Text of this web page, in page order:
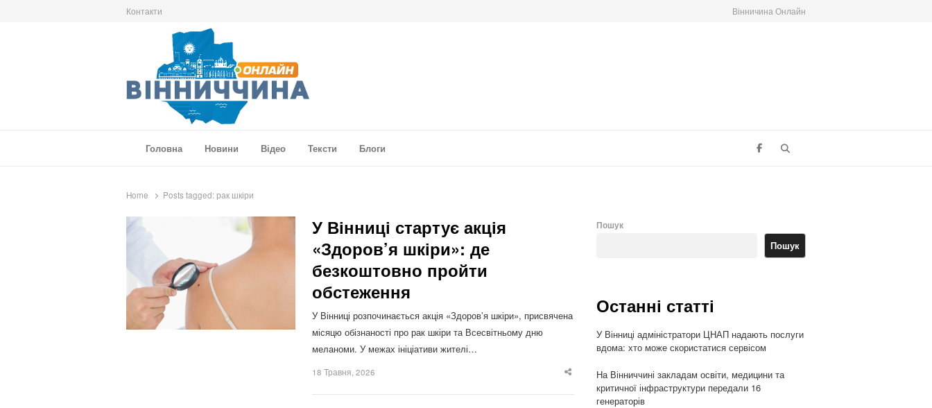
Контакти Вінничина Онлайн
Головна
Новини Відео Тексти Блоги
Home Posts tagged: рак шкіри
У Вінниці стартує акція
«Здоров’я шкіри»: де
безкоштовно пройти
обстеження
У Вінниці розпочинається акція «Здоров’я шкіри», присвячена
місяцю обізнаності про рак шкіри та Всесвітньому дню
меланоми. У межах ініціативи жителі…
18 Травня, 2026
Share
Пошук
Пошук
Останні статті
У Вінниці адміністратори ЦНАП надають послуги
вдома: хто може скористатися сервісом
На Вінниччині закладам освіти, медицини та
критичної інфраструктури передали 16
генераторів